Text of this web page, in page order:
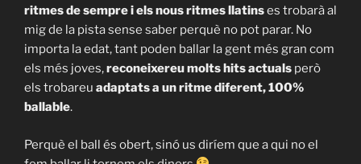
ritmes de sempre i els nous ritmes llatinses trobarà al
mig de la pista sense saber perquè no pot parar. No
importa la edat, tant poden ballar la gent més gran com
els més joves,reconeixereu molts hits actuals però
els trobareu adaptats a un ritme diferent, 100%
ballable.
Perquè el ball és obert, sinó us diríem que a qui no el